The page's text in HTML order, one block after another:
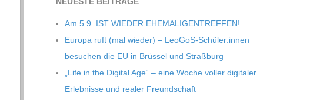
Am 5.9. IST WIEDER EHEMALIGENTREFFEN!
Europa ruft (mal wie­der) – LeoGoS-Schüler:innen
besu­chen die EU in Brüs­sel und Straßburg
„Life in the Digi­tal Age“ – eine Woche vol­ler digi­ta­ler
Erleb­nisse und rea­ler Freundschaft